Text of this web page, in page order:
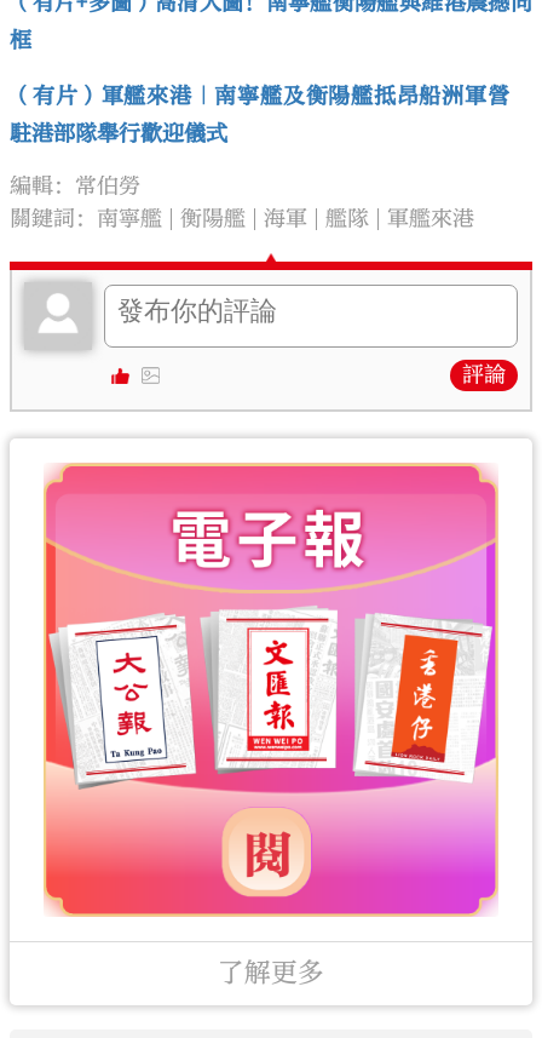
框
（有片）軍艦來港｜南寧艦及衡陽艦抵昂船洲軍營
駐港部隊舉行歡迎儀式
編輯：常伯勞
關鍵詞： 南寧艦 衡陽艦 海軍 艦隊 軍艦來港
評論
了解更多